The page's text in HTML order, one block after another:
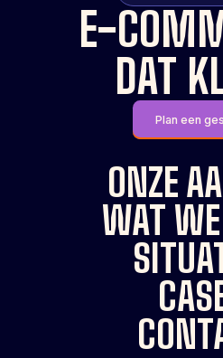
E-
DAT
Plan een
ONZE
WAT